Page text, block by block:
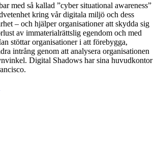
med så kallad ”cyber situational awareness”
kring vår digitala miljö och dess
– och hjälper organisationer att skydda sig
av immaterialrättslig egendom och med
stöttar organisationer i att förebygga,
intrång genom att analysera organisationen
Digital Shadows har sina huvudkontor